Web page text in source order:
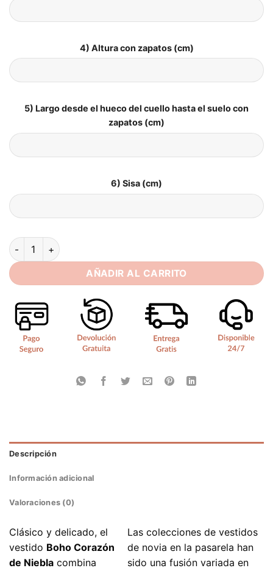
4) Altura con zapatos (cm)
5) Largo desde el hueco del cuello hasta el suelo con
zapatos (cm)
6) Sisa (cm)
Vestidos de Novia Boho Corazón de Niebla cantidad
AÑADIR AL CARRITO
Descripción
Información adicional
Valoraciones (0)
Clásico y delicado, el
vestido Boho Corazón
de Niebla combina
Las colecciones de vestidos
de novia en la pasarela han
sido una fusión variada en